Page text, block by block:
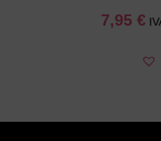
7,95 €